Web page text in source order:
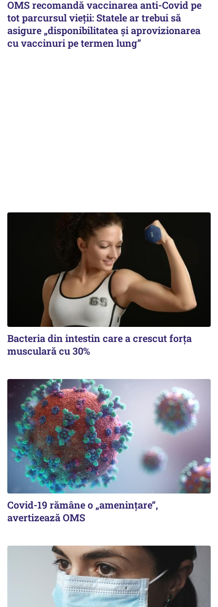
OMS recomandă vaccinarea anti-Covid pe
tot parcursul vieții: Statele ar trebui să
asigure „disponibilitatea și aprovizionarea
cu vaccinuri pe termen lung”
Bacteria din intestin care a crescut forța
musculară cu 30%
Covid-19 rămâne o „ameninţare“,
avertizează OMS